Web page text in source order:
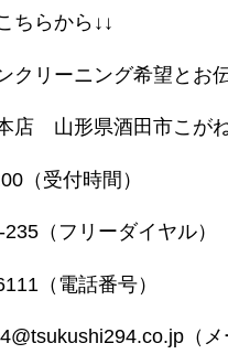
ちらから↓↓
クリーニング希望とお
店 山形県酒田市こが
（受付時間）
（フリーダイヤル）
（電話番号）
（メ